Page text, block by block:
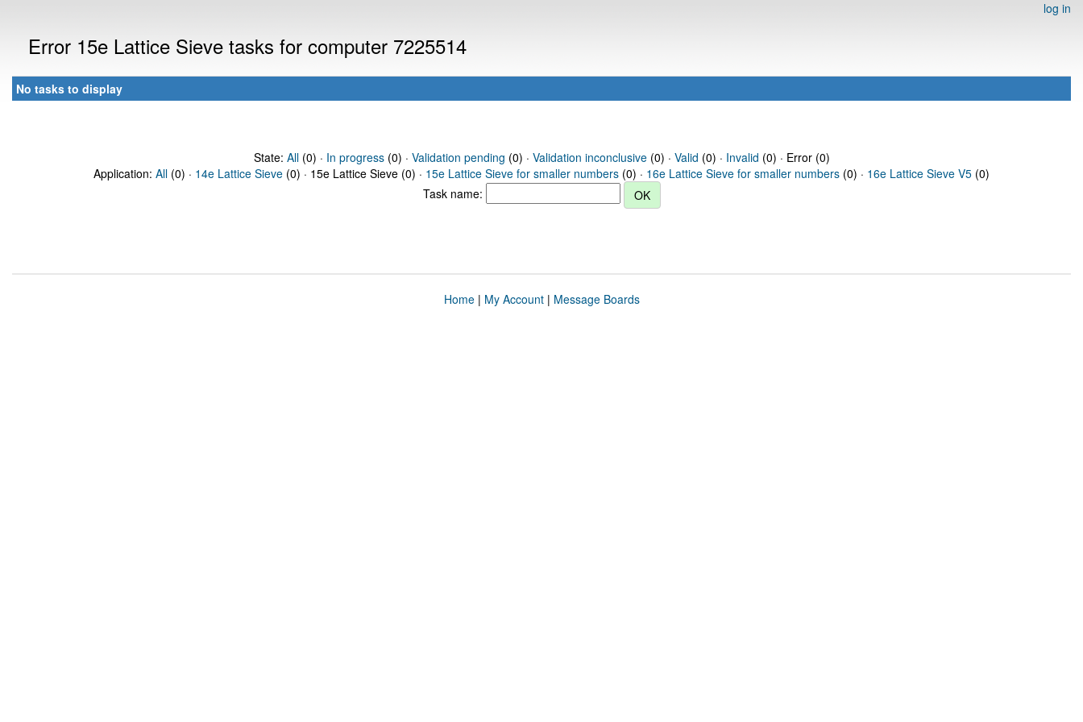
log in
Error 15e Lattice Sieve tasks for computer 7225514
No tasks to display
State: All(0) · In progress(0) · Validation pending (0) · Validation inconclusive(0) · Valid (0) · Invalid (0) · Error (0)
Application: All (0) · 14e Lattice Sieve (0) · 15e Lattice Sieve (0) · 15e Lattice Sieve for smaller numbers (0) · 16e Lattice Sieve for smaller numbers (0) · 16e Lattice Sieve V5 (0)
Task name:
Home| My Account| Message Boards